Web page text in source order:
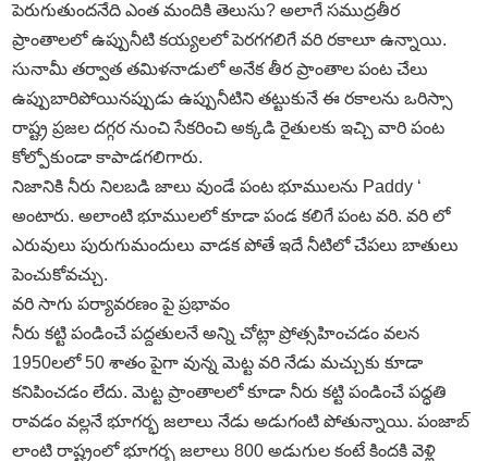
పెరుగుతుందనేది ఎంత మందికి తెలుసు? అలాగే సముద్రతీర
ప్రాంతాలలో ఉప్పునీటి కయ్యలలో పెరగగలిగే వరి రకాలూ ఉన్నాయి.
సునామీ తర్వాత తమిళనాడులో అనేక తీర ప్రాంతాల పంట చేలు
ఉప్పుబారిపోయినప్పుడు ఉప్పునీటిని తట్టుకునే ఈ రకాలను ఒరిస్సా
రాష్ట్ర ప్రజల దగ్గర నుంచి సేకరించి అక్కడి రైతులకు ఇచ్చి వారి పంట
కోల్పోకుండా కాపాడగలిగారు.
నిజానికి నీరు నిలబడి జాలు వుండే పంట భూములను Paddy ‘
అంటారు. అలాంటి భూములలో కూడా పండ కలిగే పంట వరి. వరి లో
ఎరువులు పురుగుమందులు వాడక పోతే ఇదే నీటిలో చేపలు బాతులు
పెంచుకోవచ్చు.
వరి సాగు పర్యావరణం పై ప్రభావం
నీరు కట్టి పండించే పద్దతులనే అన్ని చోట్లా ప్రోత్సహించడం వలన
1950లలో 50 శాతం పైగా వున్న మెట్ట వరి నేడు మచ్చుకు కూడా
కనిపించడం లేదు. మెట్ట ప్రాంతాలలో కూడా నీరు కట్టి పండించే పద్ధతి
రావడం వల్లనే భూగర్భ జలాలు నేడు అడుగంటి పోతున్నాయి. పంజాబ్‌
లాంటి రాష్ట్రంలో భూగర్భ జలాలు 800 అడుగుల కంటే కిందకి వెళ్లి